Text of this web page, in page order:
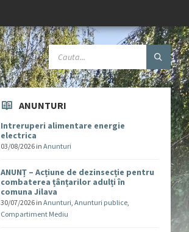
ANUNTURI
Intreruperi alimentare energie
electrica
03/08/2026 inAnunturi
ANUNȚ – Acțiune de dezinsecție pentru
combaterea țânțarilor adulți în
comuna Jilava
30/07/2026 inAnunturi,Anunturi publice,
Compartiment Mediu